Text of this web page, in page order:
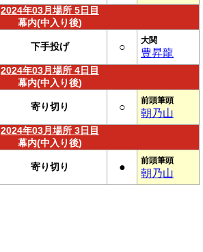
2024年03月場所 5日目
幕内(中入り後)
下手投げ ○
大関
豊昇龍
2024年03月場所 4日目
幕内(中入り後)
寄り切り ○
前頭筆頭
朝乃山
2024年03月場所 3日目
幕内(中入り後)
寄り切り ●
前頭筆頭
朝乃山